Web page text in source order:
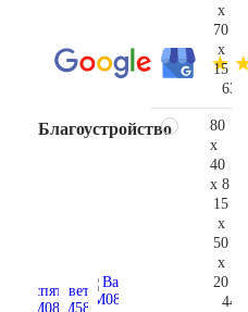
Благоустройство
x
70
x
15
80
x
40
x 8
15
x
50
x
20